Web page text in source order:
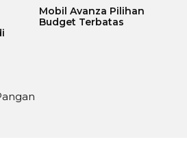
Mobil Avanza Pilihan
Budget Terbatas
Yudi